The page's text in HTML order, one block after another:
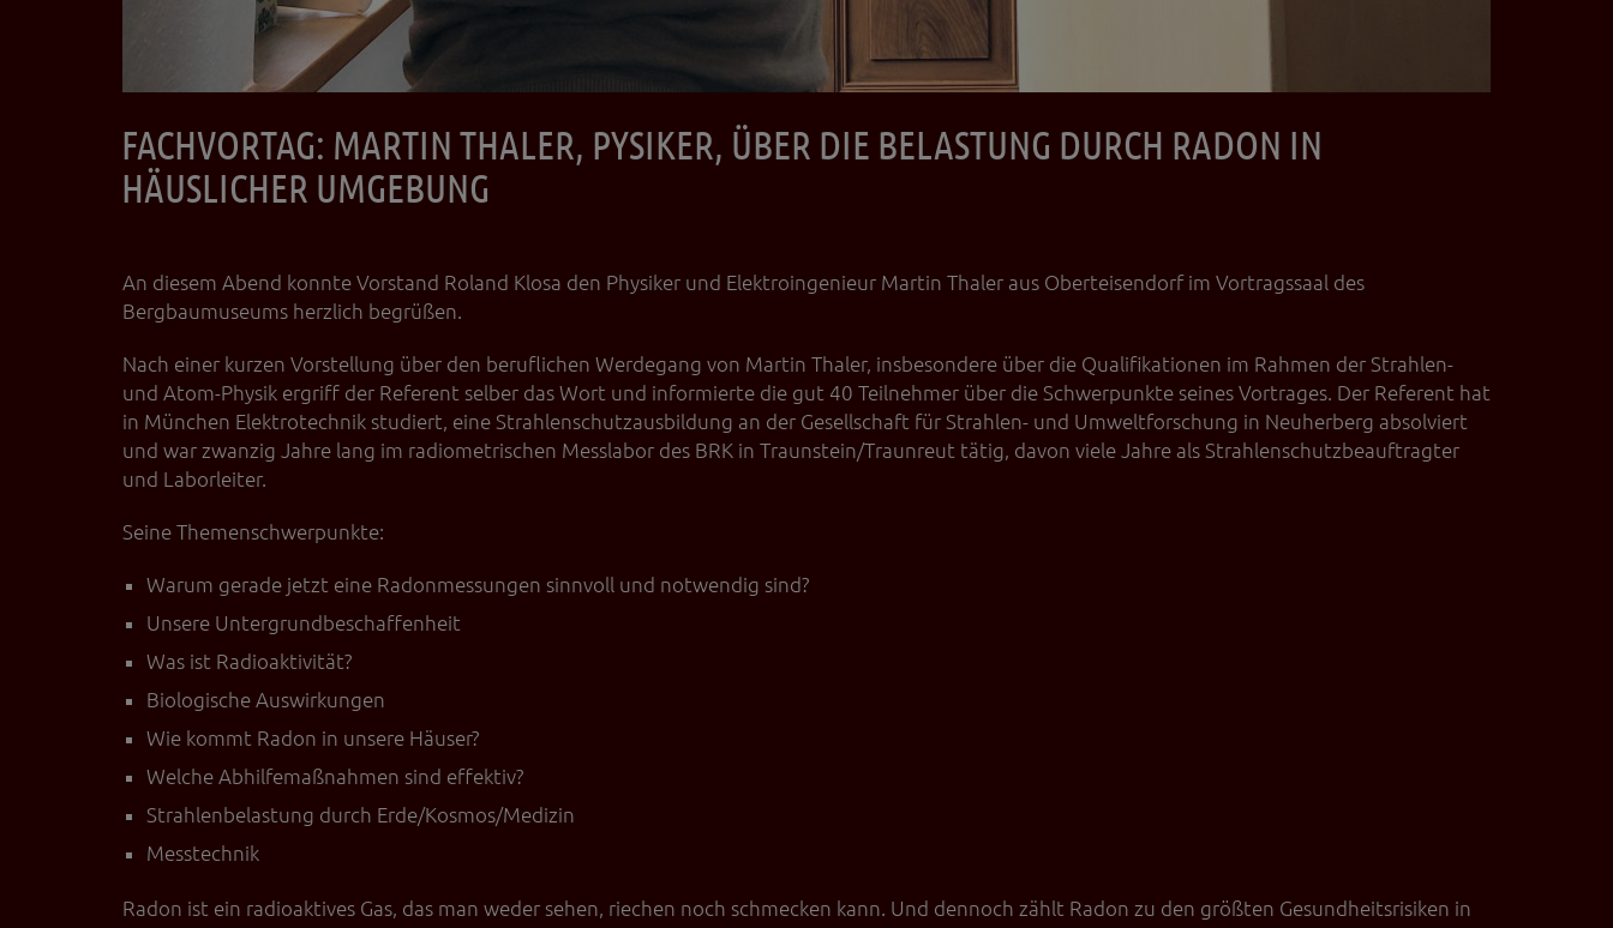
FACHVORTAG: MARTIN THALER, PYSIKER, ÜBER DIE BELASTUNG DURCH RADON IN
HÄUSLICHER UMGEBUNG
An diesem Abend konnte Vorstand Roland Klosa den Physiker und Elektroingenieur Martin Thaler aus Oberteisendorf im Vortragssaal des
Bergbaumuseums herzlich begrüßen.
Nach einer kurzen Vorstellung über den beruflichen Werdegang von Martin Thaler, insbesondere über die Qualifikationen im Rahmen der Strahlen-
und Atom-Physik ergriff der Referent selber das Wort und informierte die gut 40 Teilnehmer über die Schwerpunkte seines Vortrages. Der Referent hat
in München Elektrotechnik studiert, eine Strahlenschutzausbildung an der Gesellschaft für Strahlen- und Umweltforschung in Neuherberg absolviert
und war zwanzig Jahre lang im radiometrischen Messlabor des BRK in Traunstein/Traunreut tätig, davon viele Jahre als Strahlenschutzbeauftragter
und Laborleiter.
Seine Themenschwerpunkte:
Warum gerade jetzt eine Radonmessungen sinnvoll und notwendig sind?
Unsere Untergrundbeschaffenheit
Was ist Radioaktivität?
Biologische Auswirkungen
Wie kommt Radon in unsere Häuser?
Welche Abhilfemaßnahmen sind effektiv?
Strahlenbelastung durch Erde/Kosmos/Medizin
Messtechnik
Radon ist ein radioaktives Gas, das man weder sehen, riechen noch schmecken kann. Und dennoch zählt Radon zu den größten Gesundheitsrisiken in